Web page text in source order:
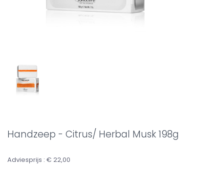
Handzeep - Citrus/ Herbal Musk 198g
Adviesprijs : € 22,00